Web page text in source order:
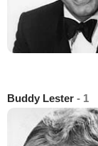
Buddy Lester - 1